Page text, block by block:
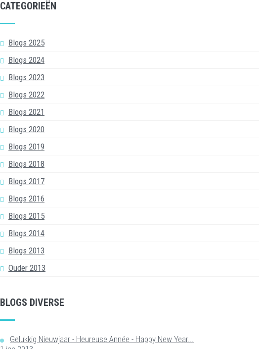
CATEGORIEËN
Blogs 2025
Blogs 2024
Blogs 2023
Blogs 2022
Blogs 2021
Blogs 2020
Blogs 2019
Blogs 2018
Blogs 2017
Blogs 2016
Blogs 2015
Blogs 2014
Blogs 2013
Ouder 2013
BLOGS DIVERSE
Gelukkig Nieuwjaar - Heureuse Année - Happy New Year...